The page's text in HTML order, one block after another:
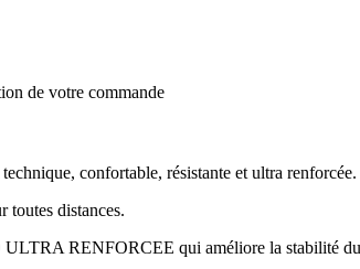
de votre commande
confortable, résistante et ultra renforcée.
toutes distances.
RENFORCEE qui améliore la stabilité du